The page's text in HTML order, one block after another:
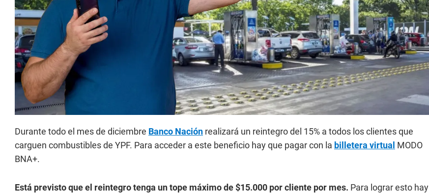
Durante todo el mes de diciembre Banco Nación realizará un reintegro del 15% a todos los clientes que
carguen combustibles de YPF. Para acceder a este beneficio hay que pagar con la billetera virtual MODO
BNA+.
Está previsto que el reintegro tenga un tope máximo de $15.000 por cliente por mes. Para lograr esto hay